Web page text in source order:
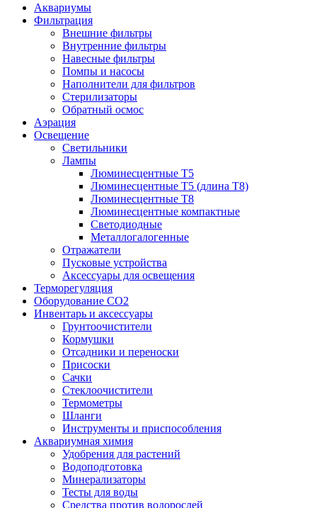
Аквариумы
Фильтрация
Внешние фильтры
Внутренние фильтры
Навесные фильтры
Помпы и насосы
Наполнители для фильтров
Стерилизаторы
Обратный осмос
Аэрация
Освещение
Светильники
Лампы
Люминесцентные T5
Люминесцентные T5 (длина T8)
Люминесцентные T8
Люминесцентные компактные
Светодиодные
Металлогалогенные
Отражатели
Пусковые устройства
Аксессуары для освещения
Терморегуляция
Оборудование CO2
Инвентарь и аксессуары
Грунтоочистители
Кормушки
Отсадники и переноски
Присоски
Сачки
Стеклоочистители
Термометры
Шланги
Инструменты и приспособления
Аквариумная химия
Удобрения для растений
Водоподготовка
Минерализаторы
Тесты для воды
Средства против водорослей